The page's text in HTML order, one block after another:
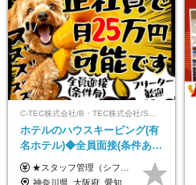
ホテルのハウスキーピング(有
名ホテル)◆全員面接(条件あ
り)◆未経験OK◆リゾート地
も選べる◆月25万円
★スタッフ管理（シフト調整など）の経験があれば【月給28万円以上】 ★賞与支給実績：基本給の2ヶ月分～3ヶ月分 ＝＝ライフスタイルに合わせて働き方を選べます＝＝ ■正社員 ＜未経験者＞月給25万円(寮なしの場合)～35万円＋賞与年2回 ＜経験者＞月給28万円～35万円＋賞与年2回 ※寮をご利用の場合は月給22万円～ ※経験やスキルに応じて決定します ※残業代全額支給 ※試用期間（3ヶ月間）中の雇用形態や待遇に差異はありません ※正社員の場合、転勤の可能性あり ■契約社員 月給22万円～＋残業代全額支給 ※契約社員の場合、賞与の支給および転勤の可能性はありません ※勤務時間や勤務日数の希望があればご相談に応じます ※試用期間なし ※契約の更新 有(勤務状況により判断する) 更新上限 有(通算契約期間の上限 1年/更新回数の上限 なし)
神奈川県_大阪府_愛知県_北海道_兵庫県_京都府_広島県_福岡県_大分県_宮崎県_鹿児島県_沖縄県